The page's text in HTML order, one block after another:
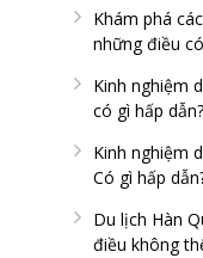
Khám phá
những điều
Kinh nghiệm
có gì hấp dẫn?
Kinh nghiệm
Có gì hấp
Du lịch Hàn
điều không